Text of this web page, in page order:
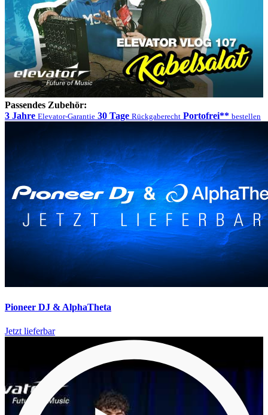
Passendes Zubehör:
3 Jahre Elevator-Garantie 30 Tage Rückgaberecht Portofrei** bestellen
Pioneer DJ & AlphaTheta
Jetzt lieferbar